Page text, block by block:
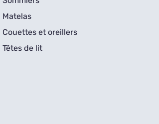
Matelas
Couettes et oreillers
Têtes de lit